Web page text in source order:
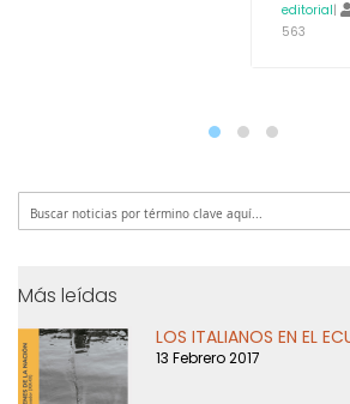
editorial|
563
Más leídas
LOS ITALIANOS EN EL
13 Febrero 2017